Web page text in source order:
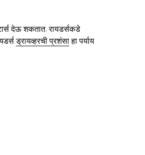
देऊ शकतात. रायडर्सकडे
ड्रायव्हरची प्रशंसाहा पर्याय